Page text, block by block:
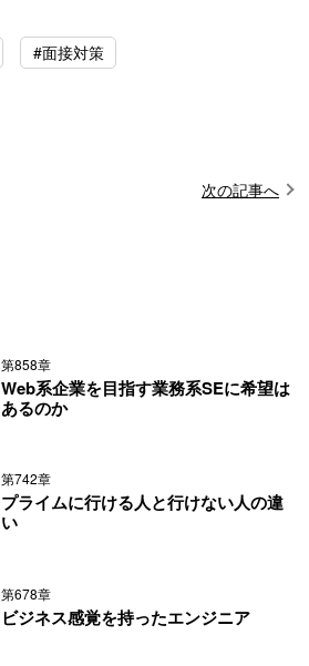
#面接対策
次の記事へ
第858章
Web系企業を目指す業務系SEに希望は
あるのか
第742章
プライムに行ける人と行けない人の違
い
第678章
ビジネス感覚を持ったエンジニア